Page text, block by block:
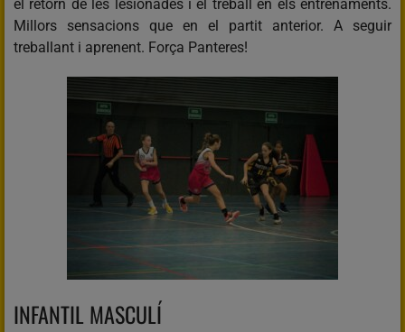
el retorn de les lesionades i el treball en els entrenaments.
Millors sensacions que en el partit anterior. A seguir
treballant i aprenent. Força Panteres!
INFANTIL MASCULÍ